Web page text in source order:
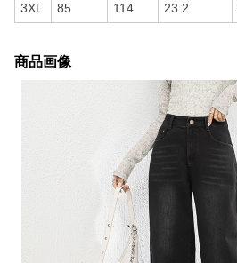
3XL 85 114 23.2
商品画像